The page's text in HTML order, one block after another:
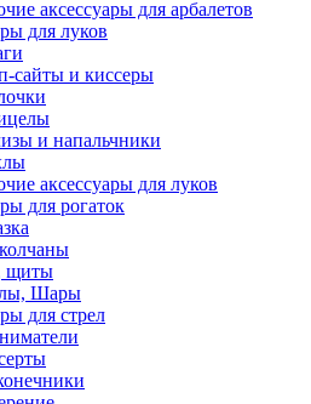
аксессуары для арбалетов
для луков
сайты и киссеры
и напальчники
аксессуары для луков
для рогаток
щиты
Шары
для стрел